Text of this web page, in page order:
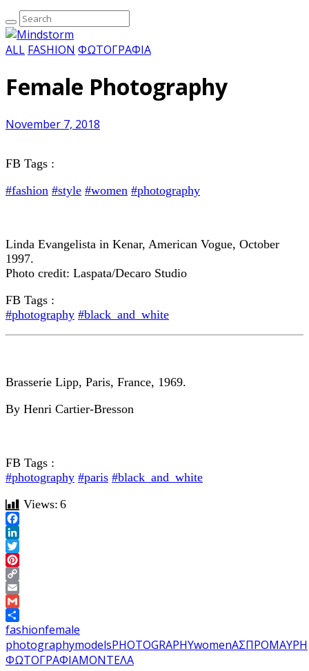
ALL FASHION ΦΩΤΟΓΡΑΦΙΑ
Female Photography
November 7, 2018
FB Tags :
#fashion #style #women #photography
Linda Evangelista in Kenar, American Vogue, October
1997.
Photo credit: Laspata/Decaro Studio
FB Tags :
#photography #black_and_white
Brasserie Lipp, Paris, France, 1969.
By Henri Cartier-Bresson
FB Tags :
#photography #paris #black_and_white
Views: 6
Facebook
LinkedIn
Twitter
Pinterest
Copy
Link
Email
Gmail
Share
fashionfemale
photographymodelsPHOTOGRAPHYwomenΑΣΠΡΟΜΑΥΡΗ
ΦΩΤΟΓΡΑΦΙΑΜΟΝΤΕΛΑ